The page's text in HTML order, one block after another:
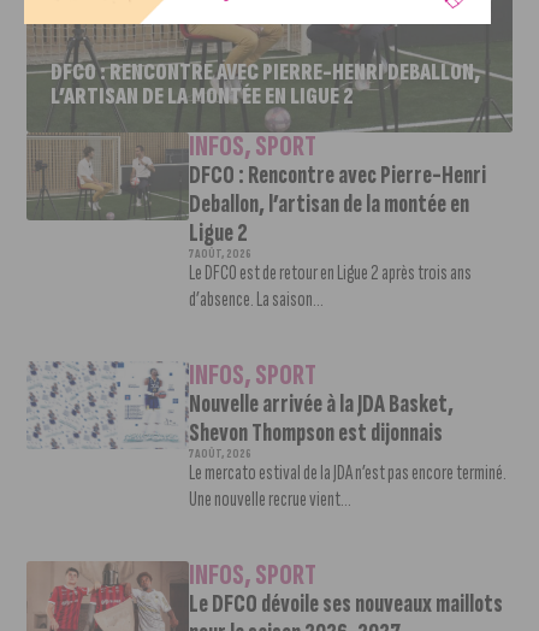
DFCO : RENCONTRE AVEC PIERRE-HENRI DEBALLON,
L’ARTISAN DE LA MONTÉE EN LIGUE 2
INFOS,SPORT
DFCO : Rencontre avec Pierre-Henri
Deballon, l’artisan de la montée en
Ligue 2
7 AOÛT, 2026
Le DFCO est de retour en Ligue 2 après trois ans
d’absence. La saison...
INFOS,SPORT
Nouvelle arrivée à la JDA Basket,
Shevon Thompson est dijonnais
7 AOÛT, 2026
Le mercato estival de la JDA n’est pas encore terminé.
Une nouvelle recrue vient...
INFOS,SPORT
Le DFCO dévoile ses nouveaux maillots